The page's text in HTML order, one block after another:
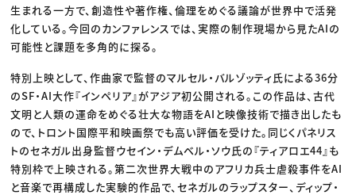
生まれる一方で、創造性や著作権、倫理をめぐる議論が世界中で活発
化している。今回のカンファレンスでは、実際の制作現場から見たAIの
可能性と課題を多角的に探る。
特別上映として、作曲家で監督のマルセル・バルゾッティ氏による36分
のSF・AI大作『インペリア』がアジア初公開される。この作品は、古代
文明と人類の運命をめぐる壮大な物語をAIと映像技術で描き出したも
ので、トロント国際平和映画祭でも高い評価を受けた。同じくパネリス
トのセネガル出身監督ウセイン・デムベル・ソウ氏の『ティアロエ44』も
特別枠で上映される。第二次世界大戦中のアフリカ兵士虐殺事件をAI
と音楽で再構成した実験的作品で、セネガルのラップスター、ディップ・